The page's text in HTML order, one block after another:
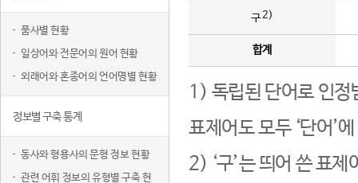
품사별 현황
일상어와 전문어의 원어 현황
외래어와 혼종어의 언어명별 현황
정보별 구축 통계
동사와 형용사의 문형 정보 현황
관련 어휘 정보의 유형별 구축 현
구2)
합계
1) 독립된 단어로 인정
표제어도 모두 ‘단어’
2) ‘구’는 띄어 쓴 표